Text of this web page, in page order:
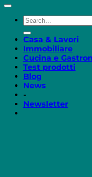
Casa & Lavori
Immobiliare
Cucina e
Test prodotti
Blog
News
-
Newsletter